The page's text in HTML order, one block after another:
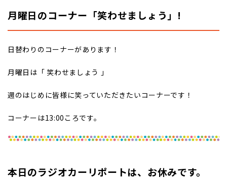
月曜日のコーナー「笑わせましょう」 !
日替わりのコーナーがあります！
月曜日は「 笑わせましょう 」
週のはじめに皆様に笑っていただきたいコーナーです！
コーナーは13:00ころです。
本日のラジオカーリポートは、お休みです。